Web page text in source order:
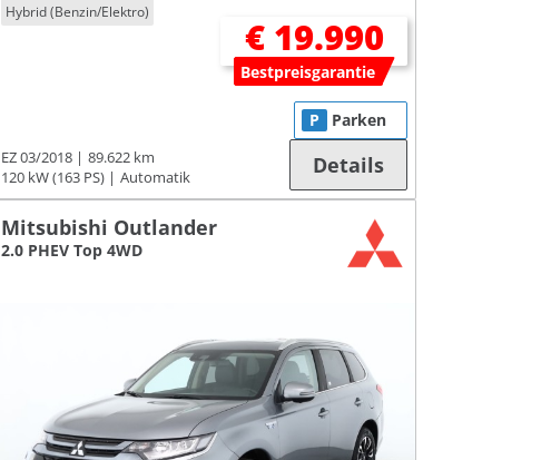
Hybrid (Benzin/Elektro)
€ 19.990
Bestpreisgarantie
EZ 03/2018
89.622 km
120 kW (163 PS)
Automatik
P Parken
Details
Mitsubishi Outlander
2.0 PHEV Top 4WD